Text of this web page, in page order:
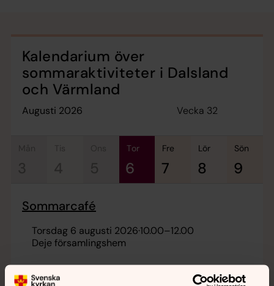
Kalendarium över
sommaraktiviteter i Dalsland
och Värmland
augusti 2026 Vecka 32
tis
4
tor
6
fre
7
lör
8
sön
9
Sommarcafé
torsdag 6 augusti 2026·10.00–12.00
Deje församlingshem